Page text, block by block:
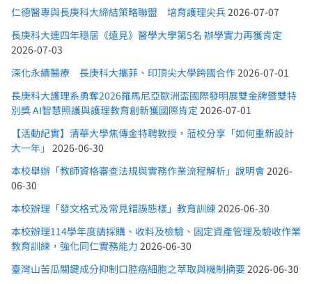
仁德醫專與長庚科大締結策略聯盟 培育護理尖兵2026-07-07
長庚科大連四年穩居《遠見》醫學大學第5名 辦學實力再獲肯定
2026-07-03
深化永續醫療 長庚科大攜菲、印頂尖大學跨國合作2026-07-01
長庚科大護理系勇奪2026羅馬尼亞歐洲盃國際發明展雙金牌暨雙特
別獎 AI智慧照護與護理教育創新獲國際肯定 2026-07-01
【活動紀實】清華大學焦傳金特聘教授，蒞校分享「如何重新設計
大一年」 2026-06-30
本校舉辦「教師資格審查法規與實務作業流程解析」說明會2026-
06-30
本校辦理「發文格式及常見錯誤態樣」教育訓練2026-06-30
本校辦理114學年度請採購、收料及檢驗、固定資產管理及驗收作業
教育訓練，強化同仁實務能力 2026-06-30
臺灣山苦瓜關鍵成分抑制口腔癌細胞之萃取與機制摘要2026-06-30